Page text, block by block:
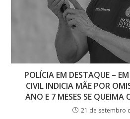
POLÍCIA EM DESTAQUE –
CIVIL INDICIA MÃE POR
ANO E 7 MESES SE QUEIMA
21 de setembro